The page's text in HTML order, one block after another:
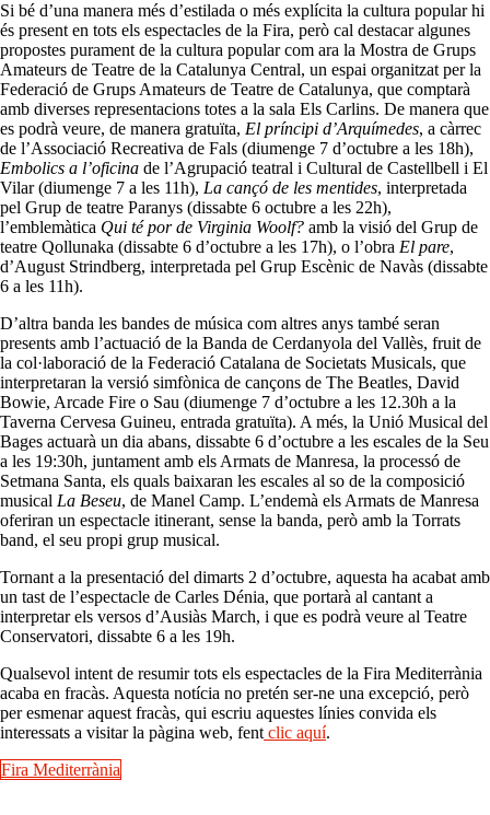
Si bé d’una manera més d’estilada o més explícita la cultura popular hi
és present en tots els espectacles de la Fira, però cal destacar algunes
propostes purament de la cultura popular com ara la Mostra de Grups
Amateurs de Teatre de la Catalunya Central, un espai organitzat per la
Federació de Grups Amateurs de Teatre de Catalunya, que comptarà
amb diverses representacions totes a la sala Els Carlins. De manera que
es podrà veure, de manera gratuïta, El príncipi d’Arquímedes, a càrrec
de l’Associació Recreativa de Fals (diumenge 7 d’octubre a les 18h),
Embolics a l’oficina de l’Agrupació teatral i Cultural de Castellbell i El
Vilar (diumenge 7 a les 11h), La cançó de les mentides, interpretada
pel Grup de teatre Paranys (dissabte 6 octubre a les 22h),
l’emblemàtica Qui té por de Virginia Woolf? amb la visió del Grup de
teatre Qollunaka (dissabte 6 d’octubre a les 17h), o l’obra El pare,
d’August Strindberg, interpretada pel Grup Escènic de Navàs (dissabte
6 a les 11h).
D’altra banda les bandes de música com altres anys també seran
presents amb l’actuació de la Banda de Cerdanyola del Vallès, fruit de
la col·laboració de la Federació Catalana de Societats Musicals, que
interpretaran la versió simfònica de cançons de The Beatles, David
Bowie, Arcade Fire o Sau (diumenge 7 d’octubre a les 12.30h a la
Taverna Cervesa Guineu, entrada gratuïta). A més, la Unió Musical del
Bages actuarà un dia abans, dissabte 6 d’octubre a les escales de la Seu
a les 19:30h, juntament amb els Armats de Manresa, la processó de
Setmana Santa, els quals baixaran les escales al so de la composició
musical La Beseu, de Manel Camp. L’endemà els Armats de Manresa
oferiran un espectacle itinerant, sense la banda, però amb la Torrats
band, el seu propi grup musical.
Tornant a la presentació del dimarts 2 d’octubre, aquesta ha acabat amb
un tast de l’espectacle de Carles Dénia, que portarà al cantant a
interpretar els versos d’Ausiàs March, i que es podrà veure al Teatre
Conservatori, dissabte 6 a les 19h.
Qualsevol intent de resumir tots els espectacles de la Fira Mediterrània
acaba en fracàs. Aquesta notícia no pretén ser-ne una excepció, però
per esmenar aquest fracàs, qui escriu aquestes línies convida els
interessats a visitar la pàgina web, fentclic aquí.
Fira Mediterrània